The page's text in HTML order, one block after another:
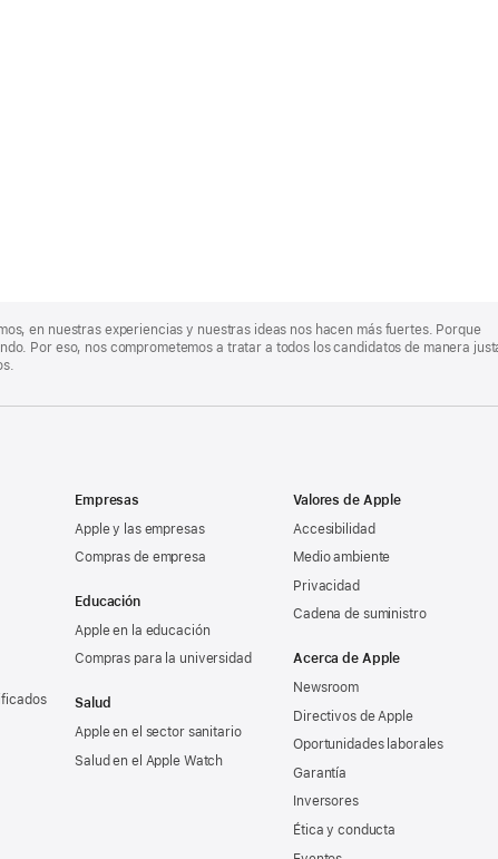
en nuestras experiencias y nuestras ideas nos hacen más fuertes. Porque
Por eso, nos comprometemos a tratar a todos los candidatos de manera
Empresas
Apple y las empresas
Compras de empresa
Educación
Apple en la educación
Compras para la universidad
Salud
Apple en el sector sanitario
Salud en el Apple Watch
Valores de Apple
Accesibilidad
Medio ambiente
Privacidad
Cadena de suministro
Acerca de Apple
Newsroom
Directivos de Apple
Oportunidades laborales
Garantía
Inversores
Ética y conducta